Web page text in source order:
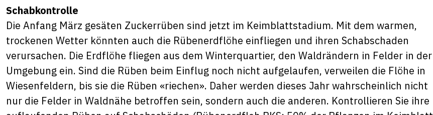
Schabkontrolle
Die Anfang März gesäten Zuckerrüben sind jetzt im Keimblattstadium. Mit dem warmen,
trockenen Wetter könnten auch die Rübenerdflöhe einfliegen und ihren Schabschaden
verursachen. Die Erdflöhe fliegen aus dem Winterquartier, den Waldrändern in Felder in der
Umgebung ein. Sind die Rüben beim Einflug noch nicht aufgelaufen, verweilen die Flöhe in
Wiesenfeldern, bis sie die Rüben «riechen». Daher werden dieses Jahr wahrscheinlich nicht
nur die Felder in Waldnähe betroffen sein, sondern auch die anderen. Kontrollieren Sie ihre